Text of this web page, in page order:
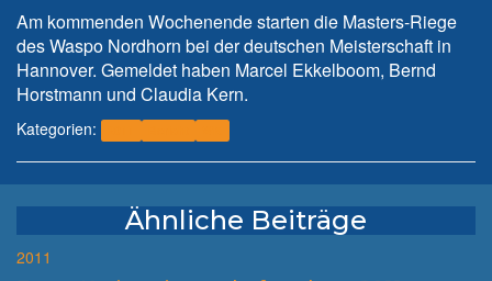
Am kommenden Wochenende starten die Masters-Riege
des Waspo Nordhorn bei der deutschen Meisterschaft in
Hannover. Gemeldet haben Marcel Ekkelboom, Bernd
Horstmann und Claudia Kern.
Kategorien:
Ähnliche Beiträge
2011